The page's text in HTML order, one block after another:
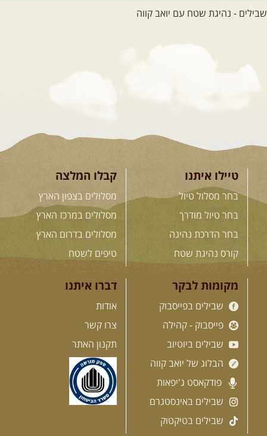
טיילו איתנו
בחר מסלול טיול
בחר טיול מודרך
בחר הדרכת נהיגה
קורס נהיגת שטח
קבלו המלצה
מסלולים בצפון הארץ
מסלולים במרכז הארץ
מסלולים בדרום הארץ
טיפים לשטח
מקומות לבקר
שבילים בפייסבוק
פייסבוק - קהילה
שבילים ביוטיוב
הבלוג של יואב קווה
פודקאסט ג'יפאות
שבילים באינסטגרם
שבילים בטיקטוק
דברו איתנו
אודות
צרו קשר
תקנון האתר